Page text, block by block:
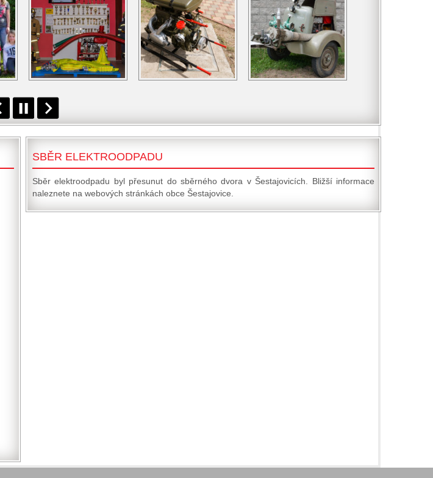
SBĚR ELEKTROODPADU
Sběr elektroodpadu byl přesunut do sběrného dvora v Šestajovicích. Bližší informace
naleznete na webových stránkách obce Šestajovice.